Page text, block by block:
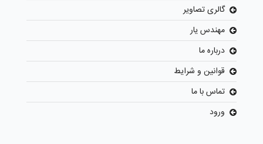
گالری تصاویر
مهندس یار
درباره ما
قوانین و شرایط
تماس با ما
ورود